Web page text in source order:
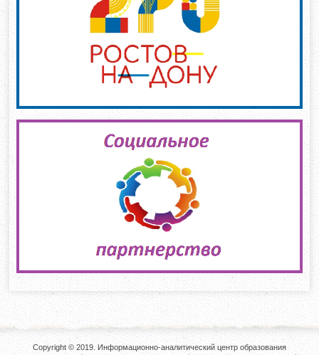
Copyright © 2019. Информационно-аналитический центр образования